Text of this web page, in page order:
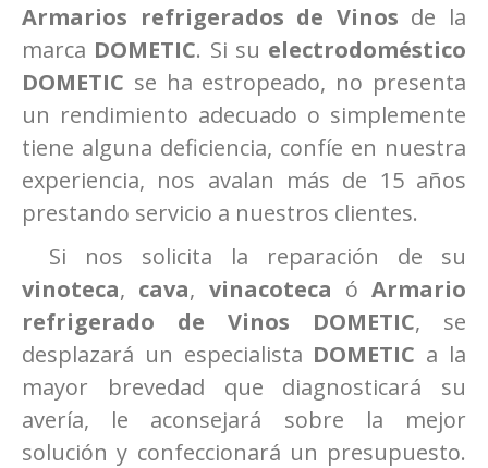
Armarios refrigerados de Vinos de la
marca DOMETIC. Si su electrodoméstico
DOMETIC se ha estropeado, no presenta
un rendimiento adecuado o simplemente
tiene alguna deficiencia, confíe en nuestra
experiencia, nos avalan más de 15 años
prestando servicio a nuestros clientes.
Si nos solicita la reparación de su
vinoteca, cava, vinacoteca ó Armario
refrigerado de Vinos
DOMETIC, se
desplazará un especialista DOMETIC a la
mayor brevedad que diagnosticará su
avería, le aconsejará sobre la mejor
solución y confeccionará un presupuesto.